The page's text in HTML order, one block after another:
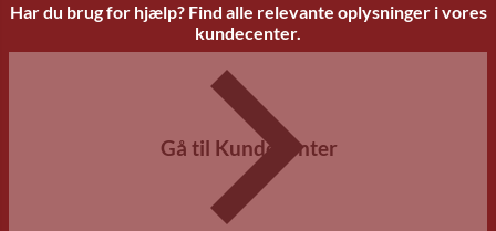
Har du brug for hjælp? Find alle relevante oplysninger i vores
kundecenter.
Gå til Kundecenter